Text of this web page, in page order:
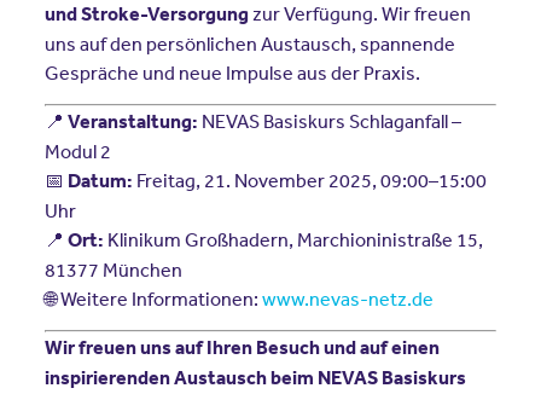
und Stroke-Versorgungzur Verfügung. Wir freuen
uns auf den persönlichen Austausch, spannende
Gespräche und neue Impulse aus der Praxis.
📍 Veranstaltung: NEVAS Basiskurs Schlaganfall –
Modul 2
📅 Datum: Freitag, 21. November 2025, 09:00–15:00
Uhr
📍 Ort: Klinikum Großhadern, Marchioninistraße 15,
81377 München
🌐 Weitere Informationen: www.nevas-netz.de
Wir freuen uns auf Ihren Besuch und auf einen
inspirierenden Austausch beim NEVAS Basiskurs